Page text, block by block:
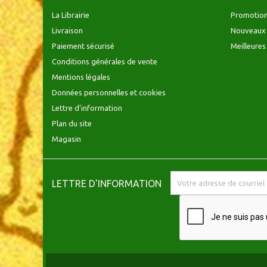
La Librairie
Livraison
Paiement sécurisé
Conditions générales de vente
Mentions légales
Données personnelles et cookies
Lettre d'information
Plan du site
Magasin
Nouveaux
LETTRE D'INFORMATION